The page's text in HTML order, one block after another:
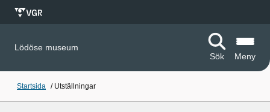
Lödöse museum
Sök
Meny
Startsida / Utställningar